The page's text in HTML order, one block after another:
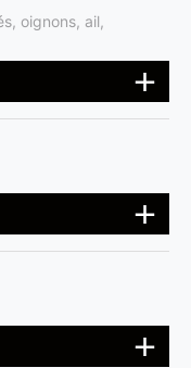
oignons, ail,